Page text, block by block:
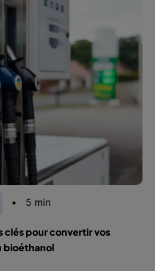
• 5 min
clés pour convertir vos
bioéthanol